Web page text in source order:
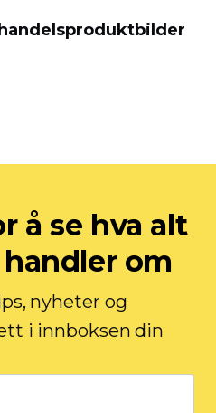
å se hva alt
om
nyheter og
i innboksen din